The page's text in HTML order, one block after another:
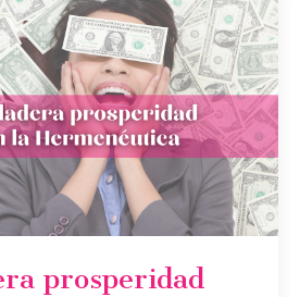
prosperidad